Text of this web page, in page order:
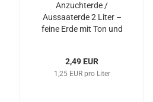
Anzuchterde /
Aussaaterde 2 Liter –
feine Erde mit Ton und
2,49 EUR
1,25 EUR pro Liter